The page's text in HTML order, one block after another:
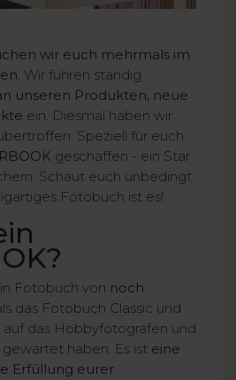
wir euch mehrmals im
. Wir führen ständig
unseren Produkten, neue
ein. Diesmal haben wir
Speziell für euch
geschaffen - ein Star
Schaut euch unbedingt
Fotobuch ist es!
Fotobuch von noch
das Fotobuch Classic und
auf das Hobbyfotografen und
haben. Es ist eine
Erfüllung eurer